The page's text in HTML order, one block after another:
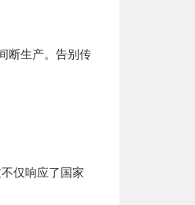
断生产。告别传
仅响应了国家